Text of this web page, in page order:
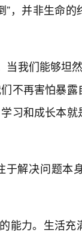
，并非生命
我们能够坦
不再害怕暴
习和成长本
解决问题本
能力。生活